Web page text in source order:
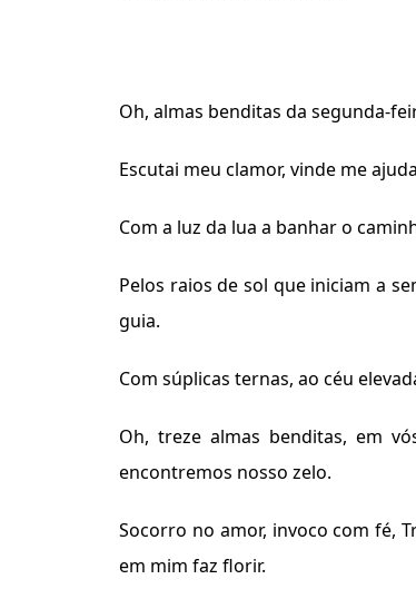
Oh, almas benditas da segunda-
Escutai meu clamor, vinde me
Com a luz da lua a banhar o
Pelos raios de sol que iniciam a
guia.
Com súplicas ternas, ao céu
Oh, treze almas benditas, em
encontremos nosso zelo.
Socorro no amor, invoco com fé,
em mim faz florir.